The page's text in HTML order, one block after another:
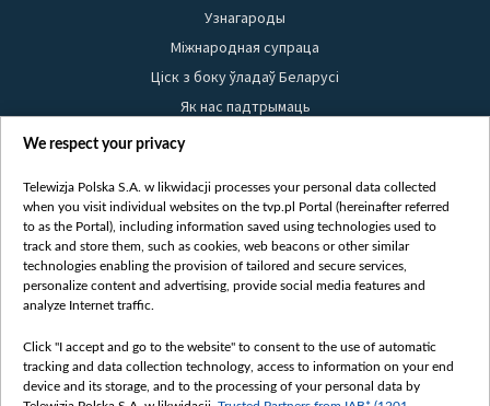
Узнагароды
Міжнародная супраца
Ціск з боку ўладаў Беларусі
Як нас падтрымаць
Правілы выкарыстання матэрыялаў
Бяспека
Youtube
Белсат news
Белсат Shorts
Жэстачайшы мульт
Belsat English
We respect your privacy
Telewizja Polska S.A. w likwidacji processes your personal data collected
when you visit individual websites on the tvp.pl Portal (hereinafter referred
to as the Portal), including information saved using technologies used to
track and store them, such as cookies, web beacons or other similar
technologies enabling the provision of tailored and secure services,
personalize content and advertising, provide social media features and
analyze Internet traffic.
Click "I accept and go to the website" to consent to the use of automatic
tracking and data collection technology, access to information on your end
device and its storage, and to the processing of your personal data by